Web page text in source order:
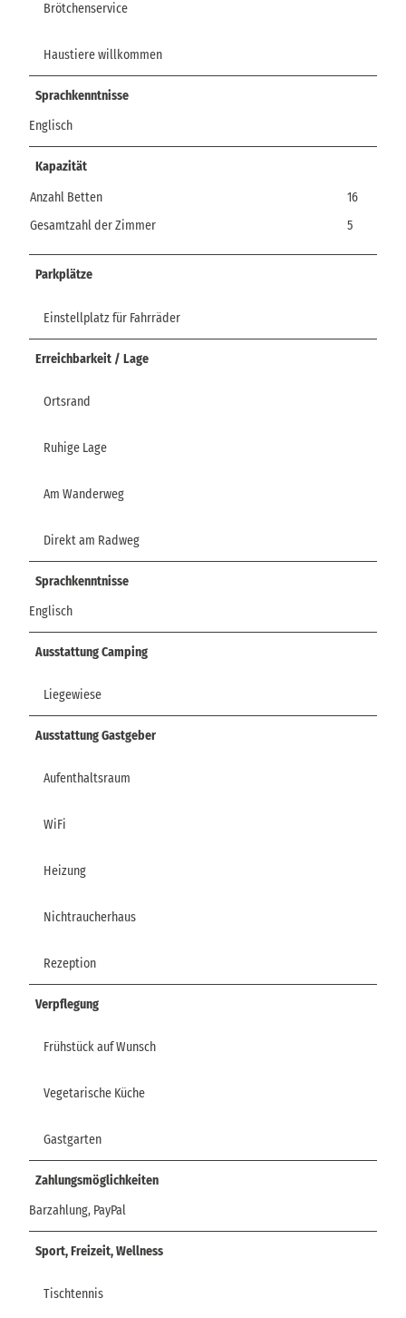
Brötchenservice
Haustiere willkommen
Sprachkenntnisse
Englisch
Kapazität
Anzahl Betten
16
Gesamtzahl der Zimmer
5
Parkplätze
Einstellplatz für Fahrräder
Erreichbarkeit / Lage
Ortsrand
Ruhige Lage
Am Wanderweg
Direkt am Radweg
Sprachkenntnisse
Englisch
Ausstattung Camping
Liegewiese
Ausstattung Gastgeber
Aufenthaltsraum
WiFi
Heizung
Nichtraucherhaus
Rezeption
Verpflegung
Frühstück auf Wunsch
Vegetarische Küche
Gastgarten
Zahlungsmöglichkeiten
Barzahlung, PayPal
Sport, Freizeit, Wellness
Tischtennis